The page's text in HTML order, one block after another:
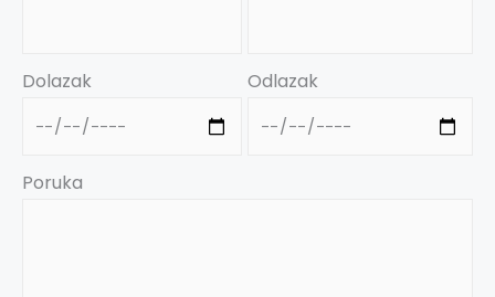
Dolazak Odlazak
Poruka